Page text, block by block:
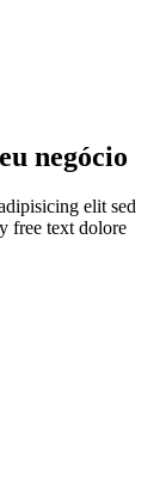
negócio
elit sed
free text dolore